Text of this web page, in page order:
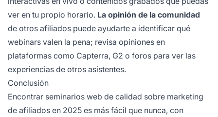
ver en tu propio horario. La opinión de la comunidad
de otros afiliados puede ayudarte a identificar qué
webinars valen la pena; revisa opiniones en
plataformas como Capterra, G2 o foros para ver las
experiencias de otros asistentes.
Conclusión
Encontrar seminarios web de calidad sobre marketing
de afiliados en 2025 es más fácil que nunca, con